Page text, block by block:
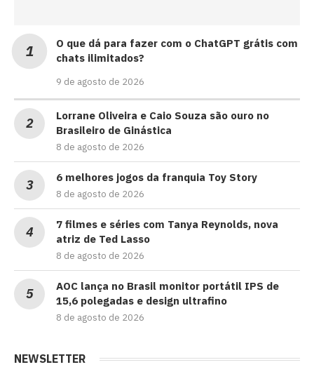
O que dá para fazer com o ChatGPT grátis com
chats ilimitados?
9 de agosto de 2026
Lorrane Oliveira e Caio Souza são ouro no
Brasileiro de Ginástica
8 de agosto de 2026
6 melhores jogos da franquia Toy Story
8 de agosto de 2026
7 filmes e séries com Tanya Reynolds, nova
atriz de Ted Lasso
8 de agosto de 2026
AOC lança no Brasil monitor portátil IPS de
15,6 polegadas e design ultrafino
8 de agosto de 2026
NEWSLETTER